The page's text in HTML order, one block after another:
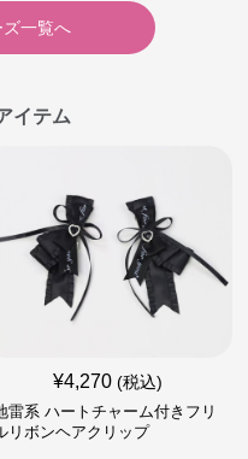
ズ一覧へ
イテム
¥4,270 (税込)
雷系 ハートチャーム付きフリ
リボンヘアクリップ